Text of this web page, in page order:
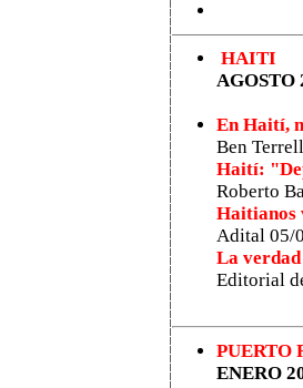
HAITI
AGOSTO
En Haití,
Ben
Haití:
Roberto
Haitianos
Adital 05/
La
Editorial
PUERTO
ENERO